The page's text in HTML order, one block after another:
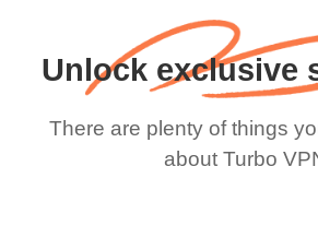
Unlock exclusive
There are plenty of things
about Turbo